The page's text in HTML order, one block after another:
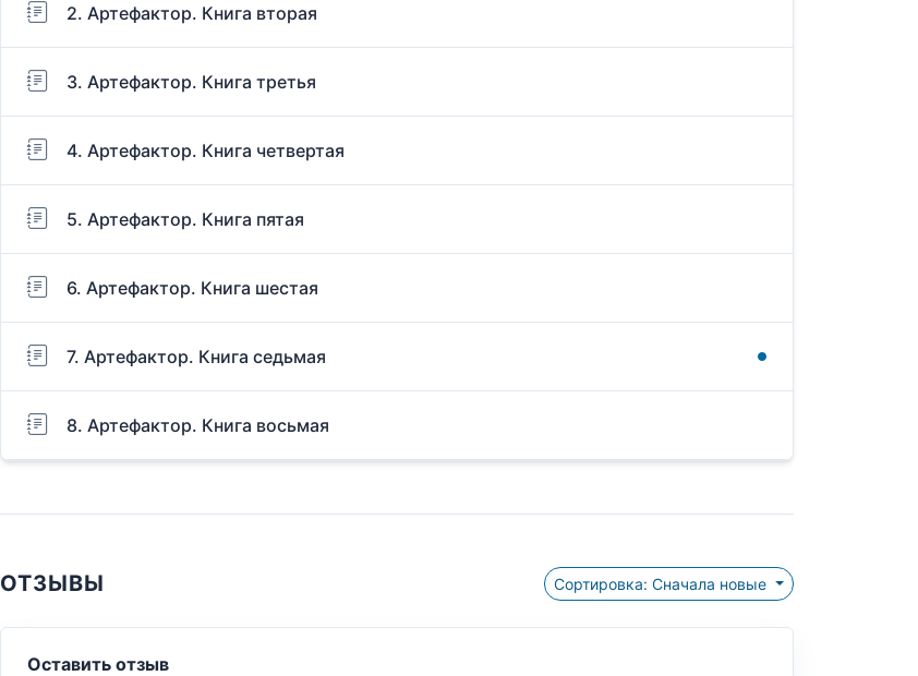
2. Артефактор. Книга вторая
3. Артефактор. Книга третья
4. Артефактор. Книга четвертая
5. Артефактор. Книга пятая
6. Артефактор. Книга шестая
7. Артефактор. Книга седьмая
8. Артефактор. Книга восьмая
ОТЗЫВЫ Сортировка: Сначала новые
Оставить отзыв